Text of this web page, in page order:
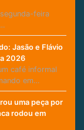
feira
Jasão e Flávio
2026
café informal
em…
uma peça por
rodou em